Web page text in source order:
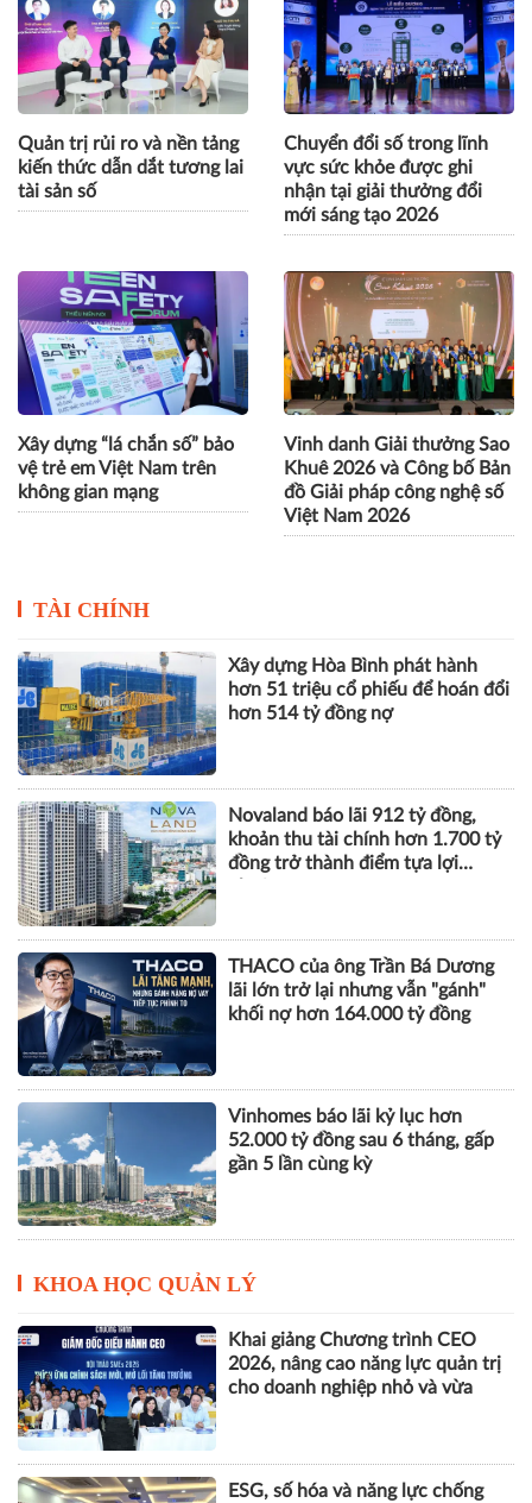
Quản trị rủi ro và nền tảng
kiến thức dẫn dắt tương lai
tài sản số
Chuyển đổi số trong lĩnh
vực sức khỏe được ghi
nhận tại giải thưởng đổi
mới sáng tạo 2026
Xây dựng “lá chắn số” bảo
vệ trẻ em Việt Nam trên
không gian mạng
Vinh danh Giải thưởng Sao
Khuê 2026 và Công bố Bản
đồ Giải pháp công nghệ số
Việt Nam 2026
TÀI CHÍNH
Xây dựng Hòa Bình phát hành
hơn 51 triệu cổ phiếu để hoán đổi
hơn 514 tỷ đồng nợ
Novaland báo lãi 912 tỷ đồng,
khoản thu tài chính hơn 1.700 tỷ
đồng trở thành điểm tựa lợi
THACO của ông Trần Bá Dương
lãi lớn trở lại nhưng vẫn "gánh"
khối nợ hơn 164.000 tỷ đồng
Vinhomes báo lãi kỷ lục hơn
52.000 tỷ đồng sau 6 tháng, gấp
gần 5 lần cùng kỳ
KHOA HỌC QUẢN LÝ
Khai giảng Chương trình CEO
2026, nâng cao năng lực quản trị
cho doanh nghiệp nhỏ và vừa
ESG, số hóa và năng lực chống